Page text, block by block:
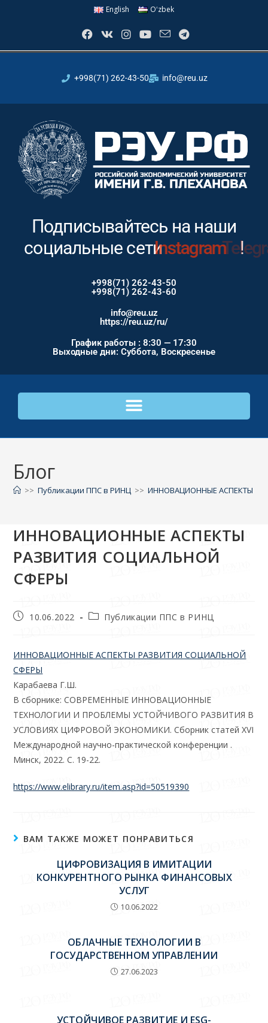
English Oʻzbek
+998(71) 262-43-50 info@reu.uz
Подписывайтесь на наши
социальные сетиInstagram!
+998(71) 262-43-50
+998(71) 262-43-60
info@reu.uz
https://reu.uz/ru/
График работы : 8:30 — 17:30
Выходные дни: Суббота, Воскресенье
Блог
>> Публикации ППС в РИНЦ >> ИННОВАЦИОННЫЕ АСПЕКТЫ
ИННОВАЦИОННЫЕ АСПЕКТЫ
РАЗВИТИЯ СОЦИАЛЬНОЙ
СФЕРЫ
10.06.2022 Публикации ППС в РИНЦ
ИННОВАЦИОННЫЕ АСПЕКТЫ РАЗВИТИЯ СОЦИАЛЬНОЙ
СФЕРЫ
Карабаева Г.Ш.
В сборнике: СОВРЕМЕННЫЕ ИННОВАЦИОННЫЕ
ТЕХНОЛОГИИ И ПРОБЛЕМЫ УСТОЙЧИВОГО РАЗВИТИЯ В
УСЛОВИЯХ ЦИФРОВОЙ ЭКОНОМИКИ. Сборник статей XVI
Международной научно-практической конференции .
Минск, 2022. С. 19-22.
https://www.elibrary.ru/item.asp?id=50519390
ВАМ ТАКЖЕ МОЖЕТ ПОНРАВИТЬСЯ
ЦИФРОВИЗАЦИЯ В ИМИТАЦИИ
КОНКУРЕНТНОГО РЫНКА ФИНАНСОВЫХ
УСЛУГ
10.06.2022
ОБЛАЧНЫЕ ТЕХНОЛОГИИ В
ГОСУДАРСТВЕННОМ УПРАВЛЕНИИ
27.06.2023
УСТОЙЧИВОЕ РАЗВИТИЕ И ESG-